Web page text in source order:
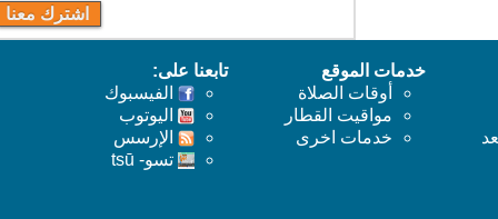
خدمات الموقع
أوقات الصلاة
مواقيت القطار
خدمات اخرى
تابعنا على:
الفيسبوك
اليوتوب
اﻹرسس
تسو- tsū